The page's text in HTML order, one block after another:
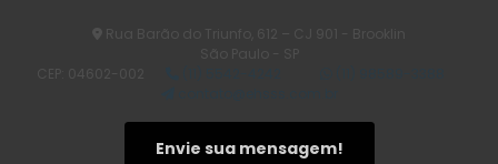
Envie sua mensagem!